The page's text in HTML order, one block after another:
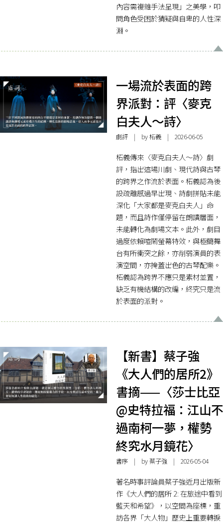
內容需複雜手法呈現」之美學，叩
問角色受困於猜疑與自卑的人性深
淵。
一場流於表面的跨
界派對：評〈麥克
白夫人～詩〉
劇評| by 柘義 | 2026-06-05
柘義傳來〈麥克白夫人～詩〉劇
評，指出這場川劇、現代詩與古琴
的跨界之作流於表面。柘義認為後
設疏離感過早出現、詩劇拼貼未能
深化「大家都是麥克白夫人」命
題，而且詩作僅停留在朗讀層面，
未能轉化為劇場文本。此外，劇目
過度依賴喧鬧螢幕特效，與極簡舞
台有所衝突之餘，亦削弱演員的表
演空間，亦掩蓋出色的古琴配樂。
柘義認為跨界不應只是素材並置，
缺乏有機結構的改編，終究只是流
於表面的派對。
【新書】蔡子強
《大人們的居所2》
書摘——〈莎士比亞
@史特拉福：江山不
過南柯一夢，權勢
終究水月鏡花〉
書序| by 蔡子強 | 2026-05-04
著名時事評論員蔡子強近月出版新
作《大人們的居所 2: 在旅途中看到
藍天和希望》，以空間為座標，重
訪各界「大人物」歷史上重要轉捩